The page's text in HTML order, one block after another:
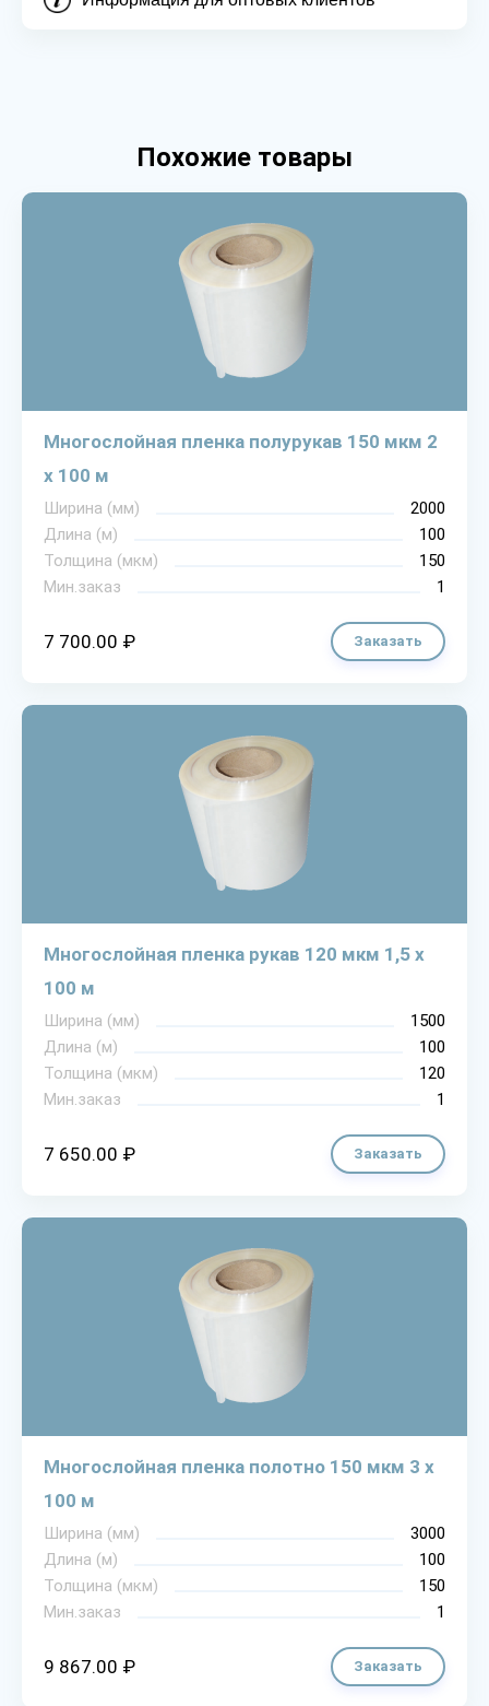
Похожие товары
Многослойная пленка полурукав 150 мкм 2
х 100 м
Ширина (мм)
2000
Длина (м)
100
Толщина (мкм)
150
Мин.заказ
1
7 700.00 ₽ Заказать
Многослойная пленка рукав 120 мкм 1,5 х
100 м
Ширина (мм)
1500
Длина (м)
100
Толщина (мкм)
120
Мин.заказ
1
7 650.00 ₽ Заказать
Многослойная пленка полотно 150 мкм 3 х
100 м
Ширина (мм)
3000
Длина (м)
100
Толщина (мкм)
150
Мин.заказ
1
9 867.00 ₽ Заказать